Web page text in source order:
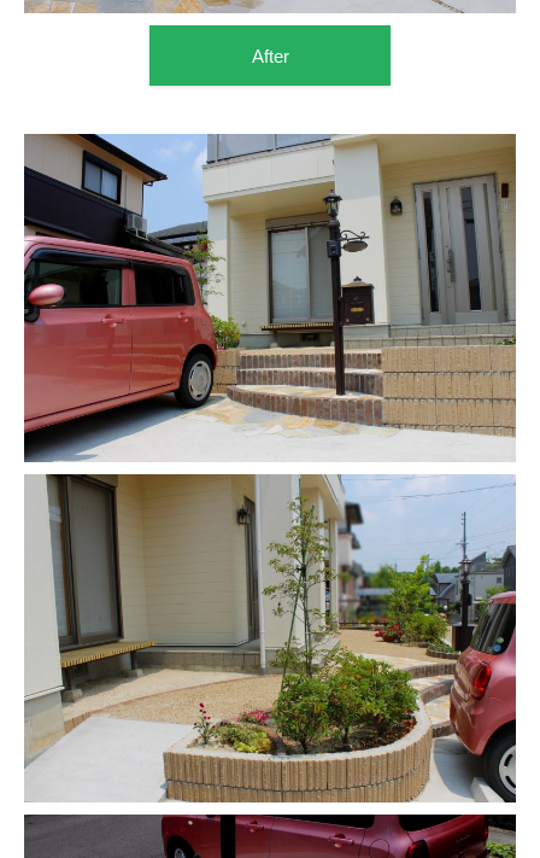
After